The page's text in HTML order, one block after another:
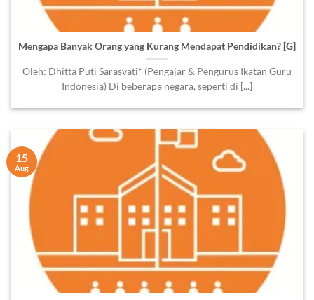
Mengapa Banyak Orang yang Kurang Mendapat Pendidikan? [G]
Oleh: Dhitta Puti Sarasvati* (Pengajar & Pengurus Ikatan Guru
Indonesia) Di beberapa negara, seperti di [...]
15
Aug